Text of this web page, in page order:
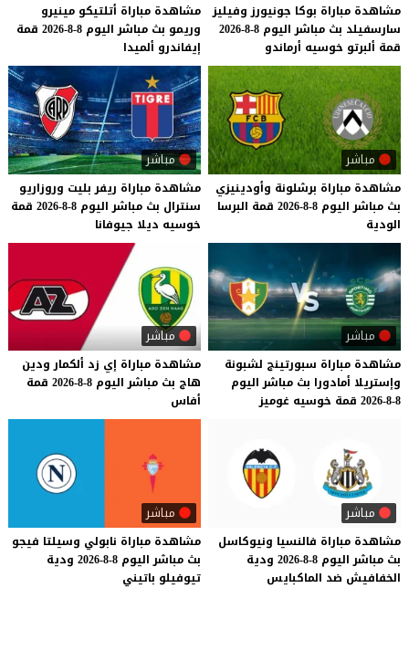
مشاهدة مباراة بوكا جونيورز وفيليز
سارسفيلد بث مباشر اليوم 8-8-2026
قمة ألبرتو خوسيه أرماندو
مشاهدة مباراة أتلتيكو مينيرو
وريمو بث مباشر اليوم 8-8-2026
قمة
إيفاندرو ألميدا
مباشر
مشاهدة مباراة برشلونة وأودينيزي
بث مباشر اليوم 8-8-2026 قمة البرسا
الودية
مباشر
مشاهدة مباراة ريفر بليت وروزاريو
سنترال بث مباشر اليوم 8-8-2026
قمة
خوسيه ديلا جيوفانا
مباشر
مشاهدة مباراة سبورتينج لشبونة
وإستريلا أمادورا بث مباشر اليوم
8-8-2026
قمة خوسيه غوميز
مباشر
مشاهدة مباراة إي زد ألكمار ودين
هاج بث مباشر اليوم 8-8-2026
قمة
أفاس
مباشر
مشاهدة مباراة فالنسيا ونيوكاسل
بث مباشر اليوم 8-8-2026
ودية
الخفافيش ضد الماكبايس
مباشر
مشاهدة مباراة نابولي وسيلتا فيجو
بث مباشر اليوم 8-8-2026
ودية
تيوفيلو باتيني